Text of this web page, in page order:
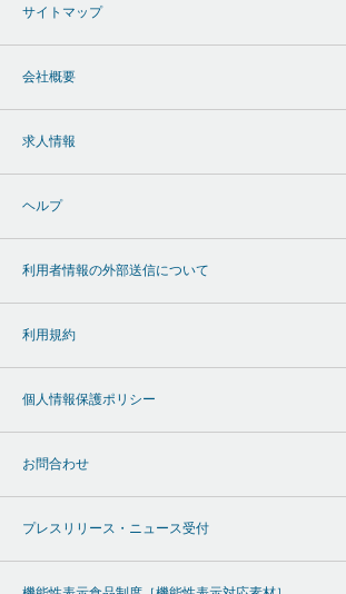
サイトマップ
会社概要
求人情報
ヘルプ
利用者情報の外部送信について
利用規約
個人情報保護ポリシー
お問合わせ
プレスリリース・ニュース受付